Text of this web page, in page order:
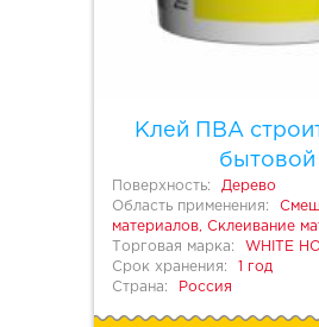
Клей ПВА
бытовой
Поверхность:
Дерево
Область применения:
материалов, Склеивание
Торговая марка:
WHITE
Срок хранения:
1 год
Страна:
Россия